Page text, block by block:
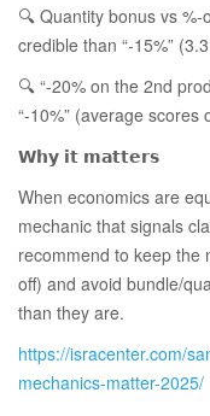
🔍 Quantity bonus vs %-
credible than “-15%”
🔍 “-20% on the 2nd
“-10%” (average scores
𝗪𝗵𝘆 𝗶𝘁 𝗺𝗮𝘁𝘁𝗲𝗿𝘀
When economics are
mechanic that signals
recommend to keep the
off) and avoid bundle/
than they are.
https://isracenter.com/
mechanics-matter-2025/